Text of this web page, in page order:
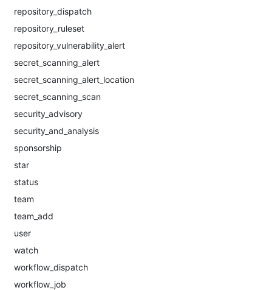
repository_dispatch
repository_ruleset
repository_vulnerability_alert
secret_scanning_alert
secret_scanning_alert_location
secret_scanning_scan
security_advisory
security_and_analysis
sponsorship
star
status
team
team_add
user
watch
workflow_dispatch
workflow_job